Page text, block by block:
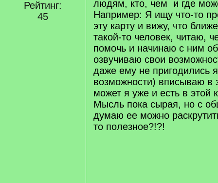
Рейтинг:
45
людям, кто, чем и где
Например: Я ищу что-то
эту карту и вижу, что
такой-то человек, читаю,
помочь и начинаю с ним
озвучиваю свои
даже ему не пригодились
возможности) вписываю в
может я уже и есть в этой
Мысль пока сырая, но с
думаю ее можно
то полезное?!?!